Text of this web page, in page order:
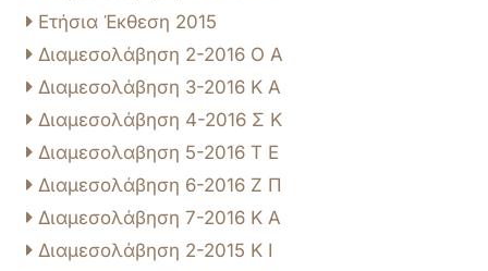
Ετήσια Έκθεση 2015
Διαμεσολάβηση 2-2016 Ο Α
Διαμεσολάβηση 3-2016 Κ A
Διαμεσολάβηση 4-2016 Σ Κ
Διαμεσολαβηση 5-2016 Τ Ε
Διαμεσολάβηση 6-2016 Ζ Π
Διαμεσολάβηση 7-2016 Κ Α
Διαμεσολάβηση 2-2015 Κ Ι